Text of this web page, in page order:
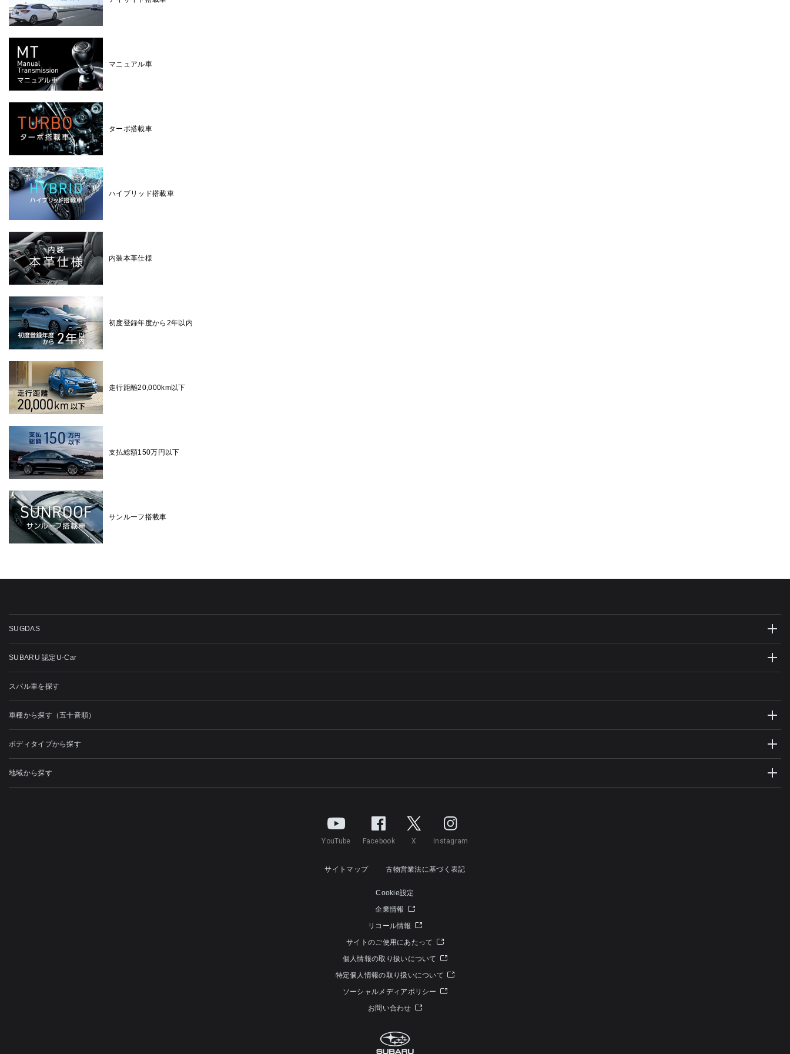
マニュアル車
ターボ搭載車
ハイブリッド搭載車
内装本革仕様
初度登録年度から2年以内
走行距離20,000km以下
支払総額150万円以下
サンルーフ搭載車
SUGDAS
SUBARU 認定U-Car
スバル車を探す
車種から探す（五十音順）
ボディタイプから探す
地域から探す
YouTube Facebook X Instagram
サイトマップ 古物営業法に基づく表記
Cookie設定
企業情報
リコール情報
サイトのご使用にあたって
個人情報の取り扱いについて
特定個人情報の取り扱いについて
ソーシャルメディアポリシー
お問い合わせ